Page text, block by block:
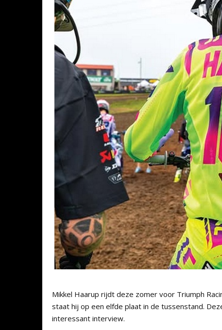
Mikkel Haarup rijdt deze zomer voor Triumph
staat hij op een elfde plaat in de tussenstand.
interessant interview.